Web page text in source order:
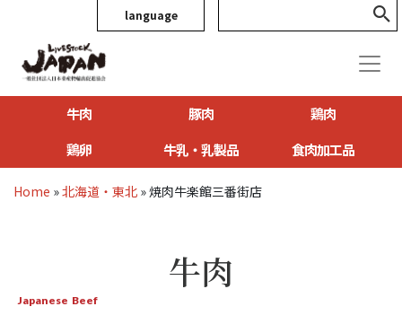
language
牛肉 豚肉
鶏肉
鶏卵
牛乳・乳製品 食肉加工品
Home »北海道・東北 »焼肉牛楽館三番街店
牛肉
Japanese Beef